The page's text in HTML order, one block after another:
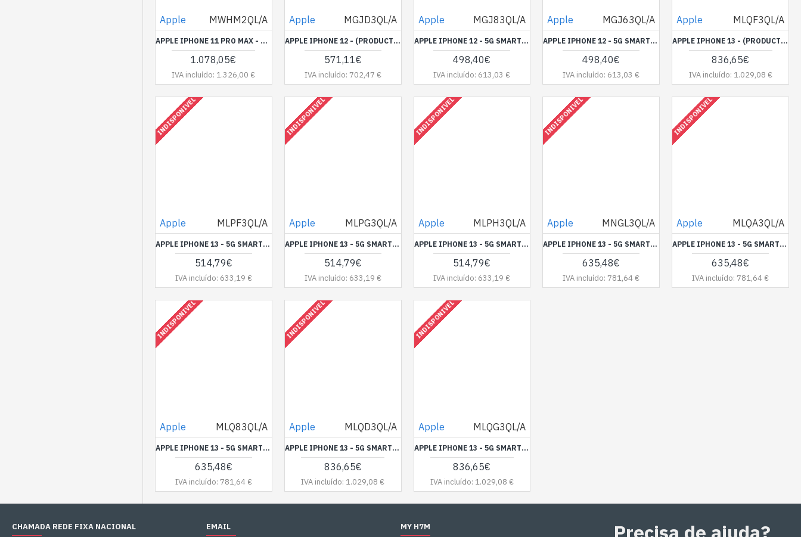
Apple MWHM2QL/A
APPLE IPHONE 11 PRO MAX - 4G SMARTPHONE - SIM DUPLO / MEMÓRIA INTERNA 256 GB - OLED DISPLAY - 6.5" - 2688 X 1242 PIXEIS - 3X CÂMARAS TRASEIRAS 12 MP, 12 MP, 12 MP - FRONT CAMERA 12 MP - VERDE MEIA-NOITE
1.078,05€
IVA incluído: 1.326,00 €
Apple MGJD3QL/A
APPLE IPHONE 12 - (PRODUCT) RED - 5G SMARTPHONE - SIM DUPLO / MEMÓRIA INTERNA 128 GB - VISOR OLED - 6.1" - 2532 X 1170 PIXEIS - 2X CÂMARAS TRASEIRAS 12 MP, 12 MP - FRONT CAMERA 12 MP - VERMELHO
571,11€
IVA incluído: 702,47 €
Apple MGJ83QL/A
APPLE IPHONE 12 - 5G SMARTPHONE - SIM DUPLO / MEMÓRIA INTERNA 64 GB - OLED DISPLAY - 6.1" - 2532 X 1170 PIXEIS - 2X CÂMARAS TRASEIRAS 12 MP, 12 MP - FRONT CAMERA 12 MP - AZUL
498,40€
IVA incluído: 613,03 €
Apple MGJ63QL/A
APPLE IPHONE 12 - 5G SMARTPHONE - SIM DUPLO / MEMÓRIA INTERNA 64 GB - OLED DISPLAY - 6.1" - 2532 X 1170 PIXEIS - 2X CÂMARAS TRASEIRAS 12 MP, 12 MP - FRONT CAMERA 12 MP - BRANCO
498,40€
IVA incluído: 613,03 €
Apple MLQF3QL/A
APPLE IPHONE 13 - (PRODUCT) RED - 5G SMARTPHONE - SIM DUPLO / MEMÓRIA INTERNA 512 GB - VISOR OLED - 6.1" - 2532 X 1170 PIXEIS - 2X CÂMARAS TRASEIRAS 12 MP, 12 MP - FRONT CAMERA 12 MP - VERMELHO
836,65€
IVA incluído: 1.029,08 €
INDISPONIVEL
Apple MLPF3QL/A
APPLE IPHONE 13 - 5G SMARTPHONE - SIM DUPLO / MEMÓRIA INTERNA 128 GB - OLED DISPLAY - 6.1" - 2532 X 1170 PIXEIS - 2X CÂMARAS TRASEIRAS 12 MP, 12 MP - FRONT CAMERA 12 MP - MEIA NOITE
514,79€
IVA incluído: 633,19 €
INDISPONIVEL
Apple MLPG3QL/A
APPLE IPHONE 13 - 5G SMARTPHONE - SIM DUPLO / MEMÓRIA INTERNA 128 GB - VISOR OLED - 6.1" - 2532 X 1170 PIXEIS - 2X CÂMARAS TRASEIRAS 12 MP, 12 MP - FRONT CAMERA 12 MP - AMARELO RADIANTE
514,79€
IVA incluído: 633,19 €
INDISPONIVEL
Apple MLPH3QL/A
APPLE IPHONE 13 - 5G SMARTPHONE - SIM DUPLO / MEMÓRIA INTERNA 128 GB - VISOR OLED - 6.1" - 2532 X 1170 PIXEIS - 2X CÂMARAS TRASEIRAS 12 MP, 12 MP - FRONT CAMERA 12 MP - ROSA
514,79€
IVA incluído: 633,19 €
INDISPONIVEL
Apple MNGL3QL/A
APPLE IPHONE 13 - 5G SMARTPHONE - SIM DUPLO / MEMÓRIA INTERNA 256 GB - OLED DISPLAY - 6.1" - 2532 X 1170 PIXEIS - 2X CÂMARAS TRASEIRAS 12 MP, 12 MP - FRONT CAMERA 12 MP - VERDE
635,48€
IVA incluído: 781,64 €
INDISPONIVEL
Apple MLQA3QL/A
APPLE IPHONE 13 - 5G SMARTPHONE - SIM DUPLO / MEMÓRIA INTERNA 256 GB - VISOR OLED - 6.1" - 2532 X 1170 PIXEIS - 2X CÂMARAS TRASEIRAS 12 MP, 12 MP - FRONT CAMERA 12 MP - AZUL
635,48€
IVA incluído: 781,64 €
INDISPONIVEL
Apple MLQ83QL/A
APPLE IPHONE 13 - 5G SMARTPHONE - SIM DUPLO / MEMÓRIA INTERNA 256 GB - VISOR OLED - 6.1" - 2532 X 1170 PIXEIS - 2X CÂMARAS TRASEIRAS 12 MP, 12 MP - FRONT CAMERA 12 MP - ROSA
635,48€
IVA incluído: 781,64 €
INDISPONIVEL
Apple MLQD3QL/A
APPLE IPHONE 13 - 5G SMARTPHONE - SIM DUPLO / MEMÓRIA INTERNA 512 GB - VISOR OLED - 6.1" - 2532 X 1170 PIXEIS - 2X CÂMARAS TRASEIRAS 12 MP, 12 MP - FRONT CAMERA 12 MP - AMARELO RADIANTE
836,65€
IVA incluído: 1.029,08 €
INDISPONIVEL
Apple MLQG3QL/A
APPLE IPHONE 13 - 5G SMARTPHONE - SIM DUPLO / MEMÓRIA INTERNA 512 GB - VISOR OLED - 6.1" - 2532 X 1170 PIXEIS - 2X CÂMARAS TRASEIRAS 12 MP, 12 MP - FRONT CAMERA 12 MP - AZUL
836,65€
IVA incluído: 1.029,08 €
CHAMADA REDE FIXA NACIONAL EMAIL MY H7M